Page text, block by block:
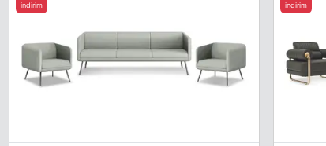
indirim indirim